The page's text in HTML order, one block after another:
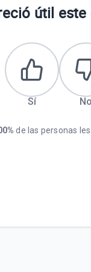
útil
Sí No
de las personas les